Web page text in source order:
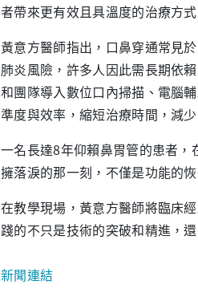
者帶來更有效且具溫度的治療方式
黃意方醫師指出，口鼻穿通常見
肺炎風險，許多人因此需長期依
和團隊導入數位口內掃描、電腦
準度與效率，縮短治療時間，減
一名長達8年仰賴鼻胃管的患者
擁落淚的那一刻，不僅是功能的
在教學現場，黃意方醫師將臨床
踐的不只是技術的突破和精進，
新聞連結